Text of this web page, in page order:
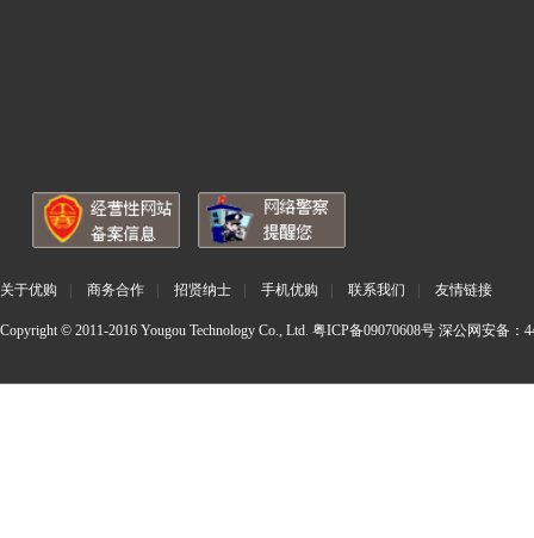
关于优购 商务合作 招贤纳士 手机优购 联系我们 友情链接
Copyright © 2011-2016 Yougou Technology Co., Ltd. 粤ICP备09070608号 深公网安备：